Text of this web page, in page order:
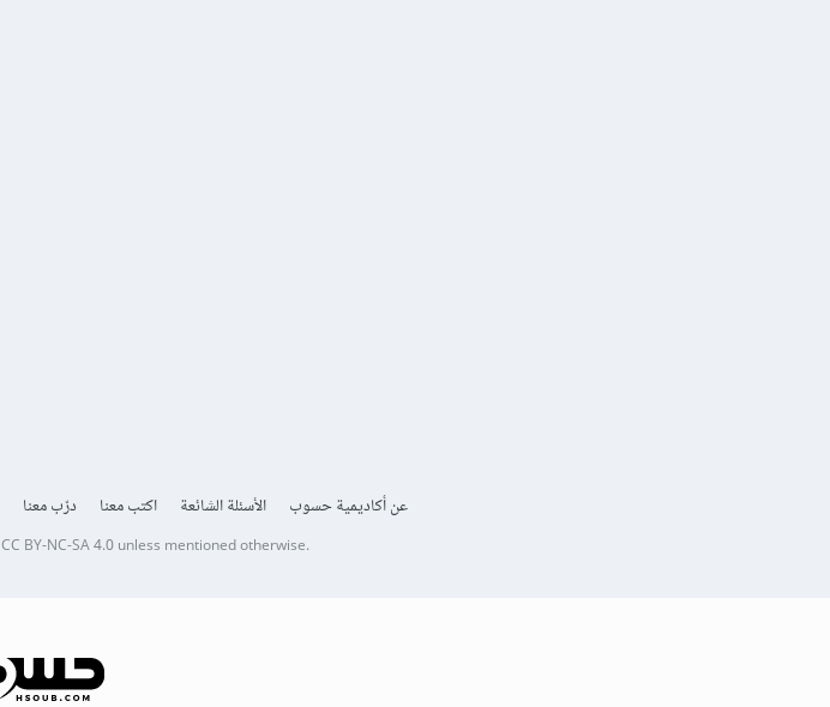
عن أكاديمية حسوب الأسئلة الشائعة اكتب معنا درّب معنا
CC BY-NC-SA 4.0unless mentioned otherwise.